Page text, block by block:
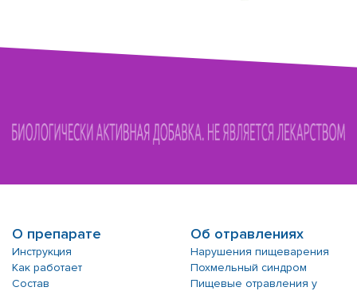
О препарате
Инструкция
Как работает
Состав
Об отравлениях
Нарушения пищеварения
Похмельный синдром
Пищевые отравления у